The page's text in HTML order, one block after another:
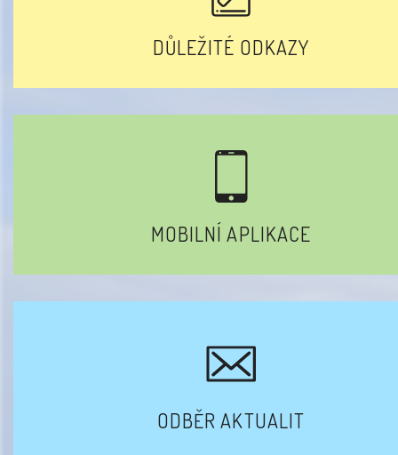
DŮLEŽITÉ ODKAZY
MOBILNÍ APLIKACE
ODBĚR AKTUALIT